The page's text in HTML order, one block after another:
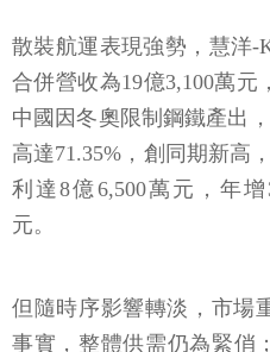
散裝航運表現強勢，慧洋-
合併營收為19億3,100萬
中國因冬奧限制鋼鐵產出
高達71.35%，創同期新高
利達8億6,500萬元，年增
元。
但隨時序影響轉淡，市場
事實，整體供需仍為緊俏